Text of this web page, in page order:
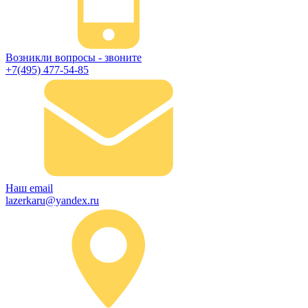
Возникли вопросы - звоните
+7(495) 477-54-85
Наш email
lazerkaru@yandex.ru